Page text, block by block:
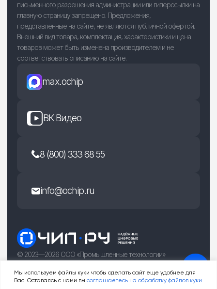
Мы используем файлы куки чтобы сделать сайт еще удобнее для
Вас. Оставаясь с нами вы соглашаетесь на обработку файлов куки
письменного разрешения администрации или гиперссылки на
главную страницу запрещено. Предложения,
представленные на сайте, не являются публичной офертой.
Внешний вид товара, комплектация, характеристики и цена
товаров может быть изменена производителем и не
соответствовать описанию на сайте.
max.ochip
ВК Видео
8 (800) 333 68 55
info@ochip.ru
© 2023—2026 ООО «Промышленные технологии»